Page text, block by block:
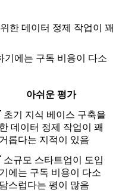
한 데이터 정제 작업이 꽤
기에는 구독 비용이 다소
아쉬운 평가
초기 지식 베이스 구축을
데이터 정제 작업이 꽤
롭다는 지적이 있음
소규모 스타트업이 도입
에는 구독 비용이 다소
스럽다는 평이 많음